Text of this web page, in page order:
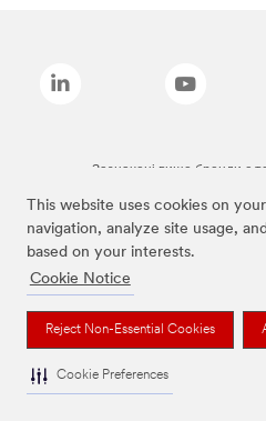
This website uses cookies on
navigation, analyze site usage,
based on your interests.
Cookie Notice
Reject Non-Essential Cookies
Cookie Preferences
Зазначені вище бренди є